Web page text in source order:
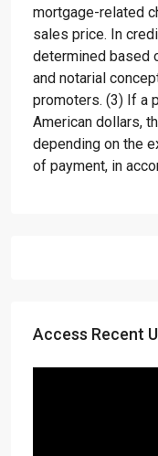
mortgage-related
sales price. In
determined based
and notarial
promoters. (3) If a
American dollars,
depending on the
of payment, in
Access Recent